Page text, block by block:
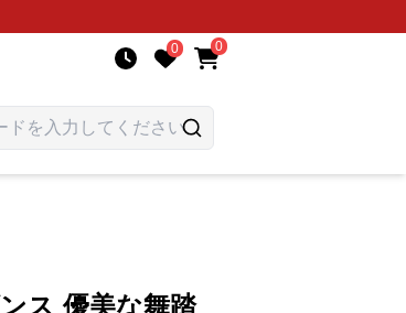
0 0
ス 優美な舞踏